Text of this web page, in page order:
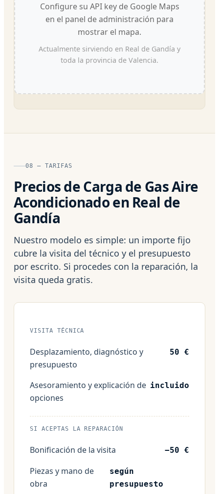
Configure su API key de Google Maps
en el panel de administración para
mostrar el mapa.
Actualmente sirviendo en Real de Gandía y
toda la provincia de Valencia.
08 — TARIFAS
Precios de Carga de Gas Aire
Acondicionado en Real de
Gandía
Nuestro modelo es simple: un importe fijo
cubre la visita del técnico y el presupuesto
por escrito. Si procedes con la reparación, la
visita queda gratis.
VISITA TÉCNICA
Desplazamiento, diagnóstico y
presupuesto
50 €
Asesoramiento y explicación de
opciones
incluido
SI ACEPTAS LA REPARACIÓN
Bonificación de la visita −50 €
Piezas y mano de
obra
según
presupuesto